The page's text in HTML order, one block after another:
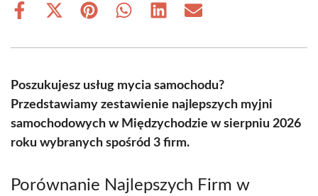
Share
Share
(Twitter)
Share Share Share Share
Poszukujesz usług mycia samochodu?
Przedstawiamy zestawienie najlepszych myjni
samochodowych w Międzychodzie w sierpniu 2026
roku wybranych spośród 3 firm.
Porównanie Najlepszych Firm w